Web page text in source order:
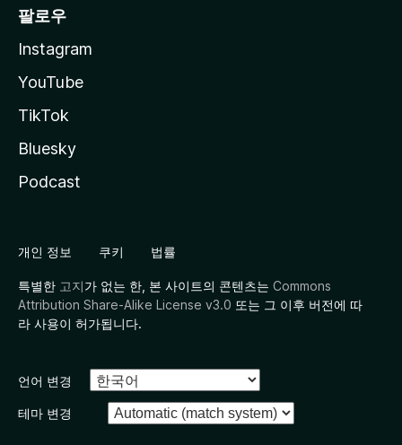
팔로우
Instagram
YouTube
TikTok
Bluesky
Podcast
개인 정보 쿠키 법률
특별한 고지가 없는 한, 본 사이트의 콘텐츠는 Commons
Attribution Share-Alike License v3.0 또는 그 이후 버전에 따
라 사용이 허가됩니다.
언어 변경
테마 변경